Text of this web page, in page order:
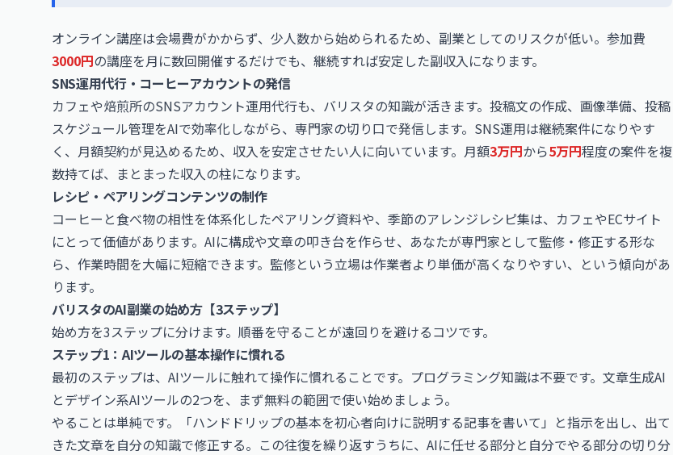
オンライン講座は会場費がかからず、少人数から始められるため、副業としてのリスクが低い。参加費
3000円の講座を月に数回開催するだけでも、継続すれば安定した副収入になります。
SNS運用代行・コーヒーアカウントの発信
カフェや焙煎所のSNSアカウント運用代行も、バリスタの知識が活きます。投稿文の作成、画像準備、投稿
スケジュール管理をAIで効率化しながら、専門家の切り口で発信します。SNS運用は継続案件になりやす
く、月額契約が見込めるため、収入を安定させたい人に向いています。月額3万円から5万円程度の案件を複
数持てば、まとまった収入の柱になります。
レシピ・ペアリングコンテンツの制作
コーヒーと食べ物の相性を体系化したペアリング資料や、季節のアレンジレシピ集は、カフェやECサイト
にとって価値があります。AIに構成や文章の叩き台を作らせ、あなたが専門家として監修・修正する形な
ら、作業時間を大幅に短縮できます。監修という立場は作業者より単価が高くなりやすい、という傾向があ
ります。
バリスタのAI副業の始め方【3ステップ】
始め方を3ステップに分けます。順番を守ることが遠回りを避けるコツです。
ステップ1：AIツールの基本操作に慣れる
最初のステップは、AIツールに触れて操作に慣れることです。プログラミング知識は不要です。文章生成AI
とデザイン系AIツールの2つを、まず無料の範囲で使い始めましょう。
やることは単純です。「ハンドドリップの基本を初心者向けに説明する記事を書いて」と指示を出し、出て
きた文章を自分の知識で修正する。この往復を繰り返すうちに、AIに任せる部分と自分でやる部分の切り分